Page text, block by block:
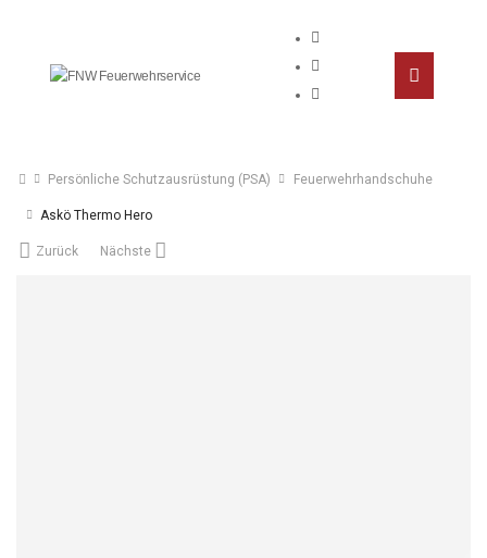
Persönliche Schutzausrüstung (PSA) Feuerwehrhandschuhe
Askö Thermo Hero
Zurück Nächste